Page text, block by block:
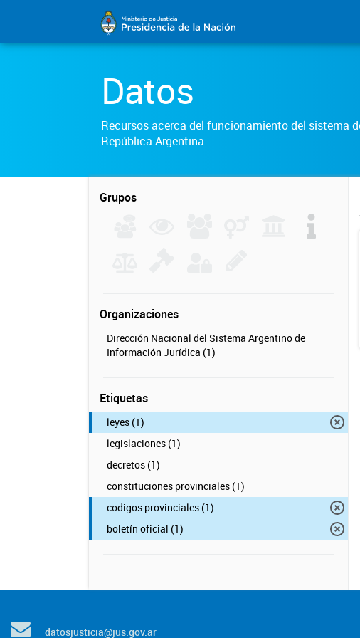
Datos
Recursos acerca del funcionamiento del sistema
República Argentina.
Grupos
Organizaciones
Dirección Nacional del Sistema Argentino de
Información Jurídica (1)
Etiquetas
leyes (1)
legislaciones (1)
decretos (1)
constituciones provinciales (1)
codigos provinciales (1)
boletín oficial (1)
datosjusticia@jus.gov.ar